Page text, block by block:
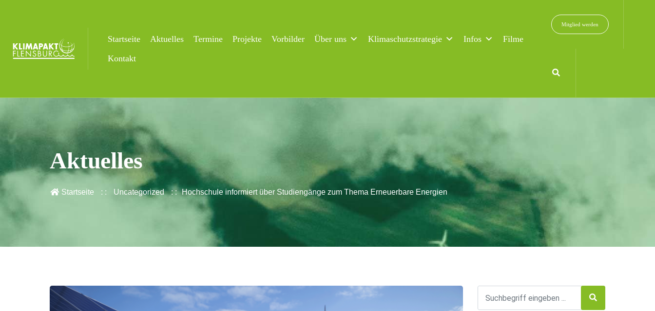
Startseite Aktuelles Termine Projekte Vorbilder Über uns Klimaschutzstrategie Infos
Filme
Kontakt
Mitglied werden
Aktuelles
Startseite Uncategorized Hochschule informiert über Studiengänge zum Thema Erneuerbare Energien